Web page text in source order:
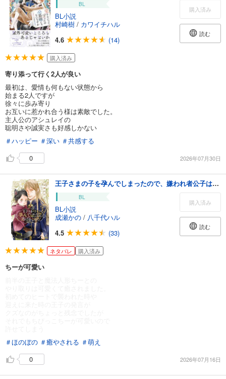
BL
BL小説
村崎樹 / カワイチハル
4.6
(14)
購入済み
読む
購入済み
寄り添って行く2人が良い
最初は、愛情も何もない状態から
始まる2人ですが
徐々に歩み寄り
お互いに惹かれ合う様は素敵でした。
主人公のアシュレイの
聡明さや誠実さも好感しかない
＃ハッピー ＃深い ＃共感する
0
2026年07月30日
王子さまの子を孕んでしまったので、嫌われ者公子は逃げることにしました【特別版】(イラスト付き)
BL
BL小説
成瀬かの / 八千代ハル
4.5
(33)
購入済み
読む
ネタバレ 購入済み
ちーが可愛い
＃ほのぼの ＃癒やされる ＃萌え
0
2026年07月16日